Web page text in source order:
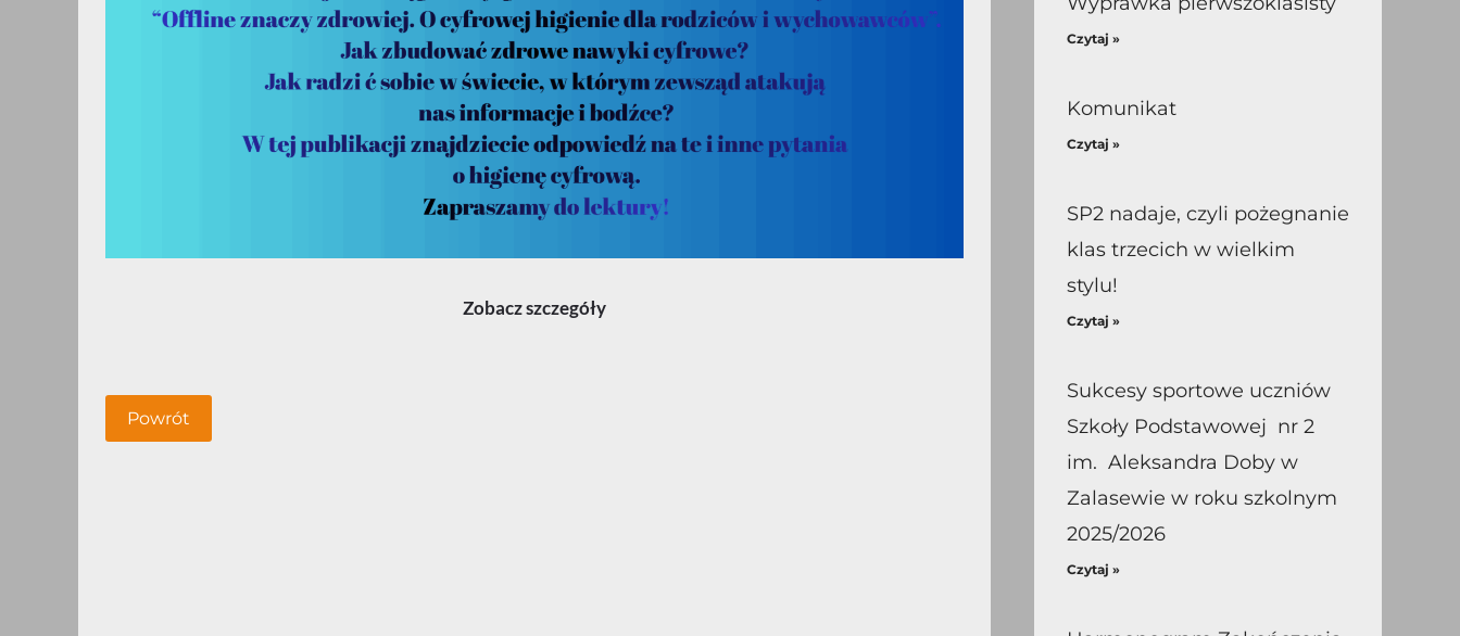
Zobacz szczegóły
Powrót
Czytaj »
Komunikat
Czytaj »
SP2 nadaje, czyli pożegnanie
klas trzecich w wielkim
stylu!
Czytaj »
Sukcesy sportowe uczniów
Szkoły Podstawowej nr 2
im. Aleksandra Doby w
Zalasewie w roku szkolnym
2025/2026
Czytaj »